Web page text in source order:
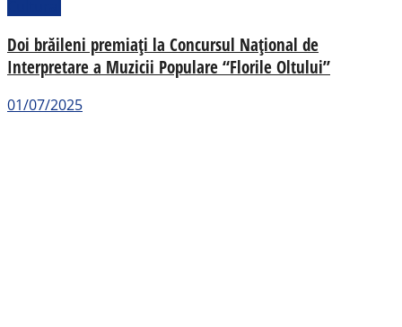
Doi brăileni premiați la Concursul Național de
Interpretare a Muzicii Populare “Florile Oltului”
01/07/2025